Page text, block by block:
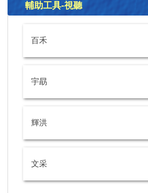
輔助工具-視聽
百禾
宇勗
輝洪
文采